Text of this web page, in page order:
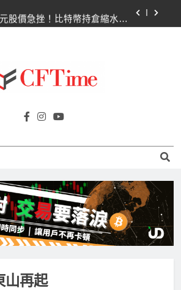
股價急挫！比特幣持倉縮水成
主因 市場聚焦比特幣波動
門檻仍差關鍵缺口！民主黨七
聯合聲明：現有提案尚未準備好
股價急挫！比特幣持倉縮水成
！Saylor澄清：公司與個人分
Cftime.io
（ChatGPT）、區塊鏈、NFT、加密貨
山再起